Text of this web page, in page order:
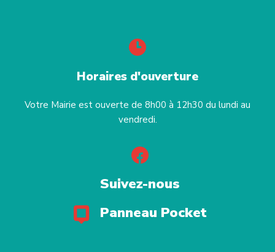
Horaires d'ouverture
Votre Mairie est ouverte de 8h00 à 12h30 du lundi au
vendredi.
Suivez-nous
Panneau Pocket